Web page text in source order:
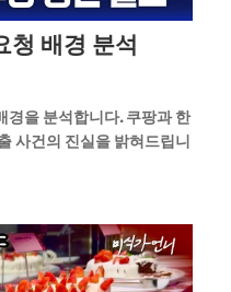
청 배경 분석
경을 분석합니다. 쿠팡과 한
사건의 진실을 밝혀드립니